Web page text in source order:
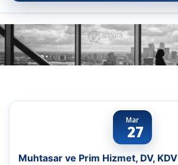
Mar
27
Muhtasar ve Prim Hizmet, DV, KDV